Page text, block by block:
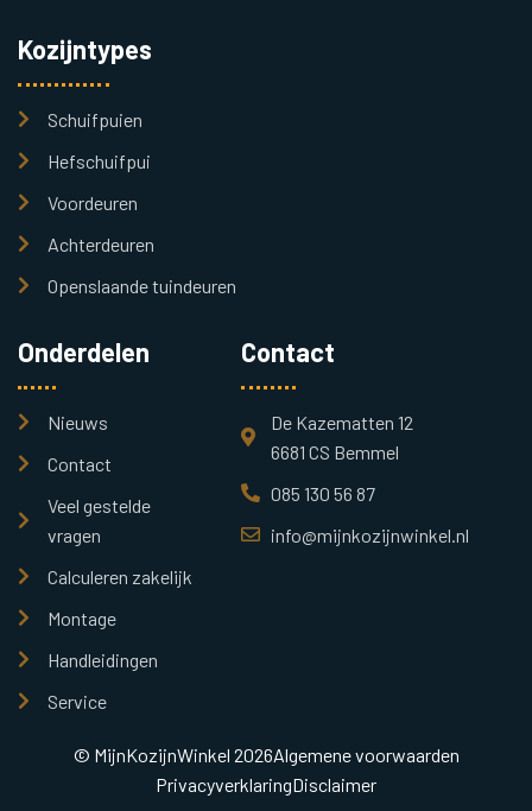
Kozijntypes
Schuifpuien
Hefschuifpui
Voordeuren
Achterdeuren
Openslaande tuindeuren
Onderdelen
Nieuws
Contact
Veel gestelde
vragen
Calculeren zakelijk
Montage
Handleidingen
Service
Contact
De Kazematten 12
6681 CS Bemmel
085 130 56 87
info@mijnkozijnwinkel.nl
© MijnKozijnWinkel 2026Algemene voorwaarden
PrivacyverklaringDisclaimer